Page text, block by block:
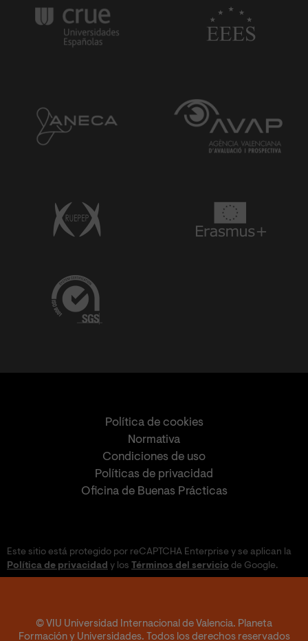
Política de cookies
Normativa
Condiciones de uso
Políticas de privacidad
Oficina de Buenas Prácticas
Este sitio está protegido por reCAPTCHA Enterprise y se aplican la
Política de privacidad y los Términos del servicio de Google.
© VIU Universidad Internacional de Valencia. Planeta
Formación y Universidades. Todos los derechos reservados